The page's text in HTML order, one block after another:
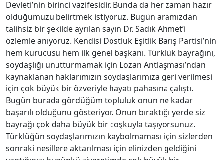
Devleti’nin birinci vazifesidir. Bunda da her zaman hazır
olduğumuzu belirtmek istiyoruz. Bugün aramızdan
talihsiz bir şekilde ayrılan sayın Dr. Sadık Ahmet’i
özlemle anıyoruz. Kendisi Dostluk Eşitlik Barış Partisi’nin
hem kurucusu hem ilk genel başkanı. Türklük bayrağını,
soydaşlığı unutturmamak için Lozan Antlaşması’ndan
kaynaklanan haklarımızın soydaşlarımıza geri verilmesi
için çok büyük bir özveriyle hayatı pahasına çalıştı.
Bugün burada gördüğüm topluluk onun ne kadar
başarılı olduğunu gösteriyor. Onun bıraktığı yerde siz
bayrağı çok daha büyük bir coşkuyla taşıyorsunuz.
Türklüğün soydaşlarımızın kaybolmaması için sizlerden
sonraki nesillere aktarılması için elinizden geldiğini